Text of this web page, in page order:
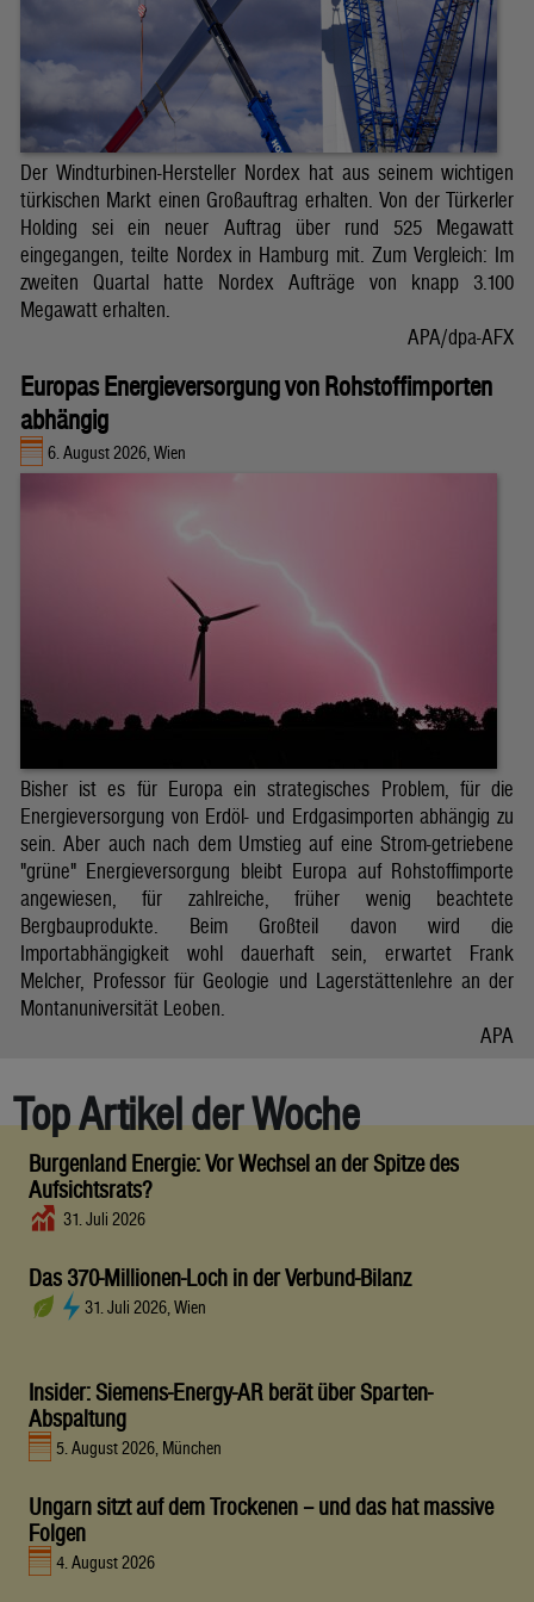
Der Windturbinen-Hersteller Nordex hat aus seinem wichtigen
türkischen Markt einen Großauftrag erhalten. Von der Türkerler
Holding sei ein neuer Auftrag über rund 525 Megawatt
eingegangen, teilte Nordex in Hamburg mit. Zum Vergleich: Im
zweiten Quartal hatte Nordex Aufträge von knapp 3.100
Megawatt erhalten.
APA/dpa-AFX
Europas Energieversorgung von Rohstoffimporten
abhängig
6. August 2026, Wien
Bisher ist es für Europa ein strategisches Problem, für die
Energieversorgung von Erdöl- und Erdgasimporten abhängig zu
sein. Aber auch nach dem Umstieg auf eine Strom-getriebene
"grüne" Energieversorgung bleibt Europa auf Rohstoffimporte
angewiesen, für zahlreiche, früher wenig beachtete
Bergbauprodukte. Beim Großteil davon wird die
Importabhängigkeit wohl dauerhaft sein, erwartet Frank
Melcher, Professor für Geologie und Lagerstättenlehre an der
Montanuniversität Leoben.
APA
Top Artikel der Woche
Burgenland Energie: Vor Wechsel an der Spitze des
Aufsichtsrats?
31. Juli 2026
Das 370-Millionen-Loch in der Verbund-Bilanz
31. Juli 2026, Wien
Insider: Siemens-Energy-AR berät über Sparten-
Abspaltung
5. August 2026, München
Ungarn sitzt auf dem Trockenen – und das hat massive
Folgen
4. August 2026